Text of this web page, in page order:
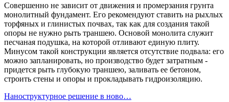
Совершенно не зависит от движения и промерзания грунта
монолитный фундамент. Его рекомендуют ставить на рыхлых
торфяных и глинистых почвах, так как для создания такой
опоры не нужно рыть траншею. Основой монолита служит
песчаная подушка, на которой отливают единую плиту.
Минусом такой конструкции является отсутствие подвала: его
можно запланировать, но производство будет затратным -
придется рыть глубокую траншею, заливать ее бетоном,
строить стены и опоры и прокладывать гидроизоляцию.
Наноструктурное решение в ново…